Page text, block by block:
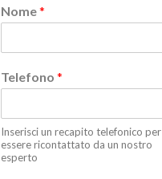
Nome*
Telefono *
Inserisci un recapito telefonico per
essere ricontattato da un nostro
esperto